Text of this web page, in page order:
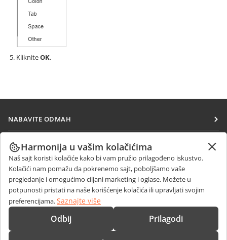
KlikniteOK.
NABAVITE ODMAH
Docs
DocSpace
Workspace
Konektori
Desktop aplikacije
Mobilne aplikacije
SARAĐUJTE
Za doprinosioce
Za prevodioce
Za influensere
Slobodna radna mesta
PRIMAJTE VESTI
Blog
DOBIJTE POMOĆ
Forum
KONTAKTIRAJTE NAS
Pitanja o prodaji
sales@onlyoffice.com
Harmonija u vašim kolačićima
Naš sajt koristi kolačiće kako bi vam pružio prilagođeno iskustvo.
Kolačići nam pomažu da pokrenemo sajt, poboljšamo vaše
pregledanje i omogućimo ciljani marketing i oglase. Možete u
potpunosti pristati na naše korišćenje kolačića ili upravljati svojim
preferencijama.Saznajte više
Odbij Prilagodi